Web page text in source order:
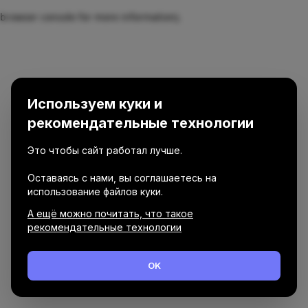
browser console for more information)
Используем куки и
рекомендательные технологии
Это чтобы сайт работал лучше.
Оставаясь с нами, вы соглашаетесь на
использование файлов куки.
А ещё можно почитать, что такое
рекомендательные технологии
OK